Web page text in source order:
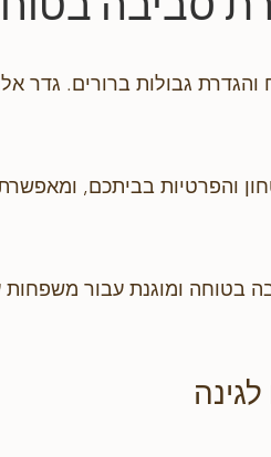
גבולות ברורים. גדר
והפרטיות בביתכם,
בטוחה ומוגנת עבור